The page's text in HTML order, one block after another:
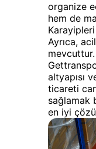
organize
hem de
Karayipleri
Ayrıca,
altyapısı
ticareti
sağlamak
en iyi